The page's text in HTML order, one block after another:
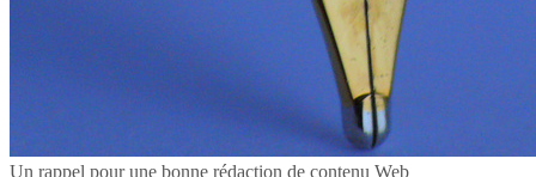
Un rappel pour une bonne rédaction de contenu Web